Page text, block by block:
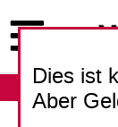
zum
Inhalt
Dies ist
Aber